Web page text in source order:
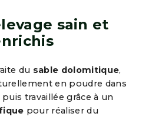
sain et
du sable dolomitique,
en poudre dans
puis travaillée grâce à un
pour réaliser du